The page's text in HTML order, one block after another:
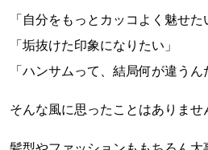
「自分をもっとカッコよく魅せた
「垢抜けた印象になりたい」
「ハンサムって、結局何が違うん
そんな風に思ったことはありませ